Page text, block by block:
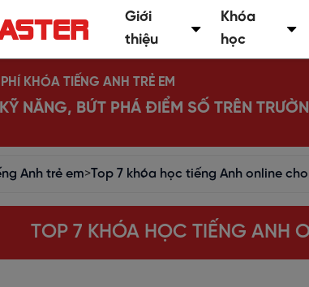
Giới
thiệu
Khóa
học
KHÓA TIẾNG ANH TRẺ EM
NĂNG, BỨT PHÁ ĐIỂM SỐ TRÊN
Anh trẻ em>Top 7 khóa học tiếng Anh online
TOP 7 KHÓA HỌC TIẾNG ANH